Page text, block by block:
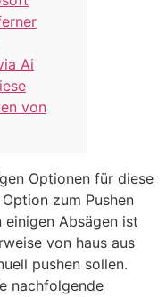
Ai
von
Optionen für diese
zum Pushen
Absägen ist
von haus aus
pushen sollen.
nachfolgende